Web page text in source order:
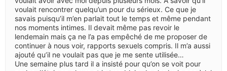
voulait rencontrer quelqu’un pour du sérieux. Ce que je
savais puisqu’il m’en parlait tout le temps et même pendant
nos moments intimes. Il devait même pas revoir le
lendemain mais ça ne l’a pas empêché de me proposer de
continuer à nous voir, rapports sexuels compris. Il m’a aussi
ajouté qu’il ne voulait pas que je me sente utilisée…
Une semaine plus tard il a insisté pour qu’on se voit pour